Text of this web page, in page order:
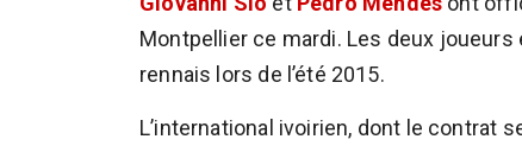
Montpellier ce mardi. Les deux joueurs
rennais lors de l’été 2015.
L’international ivoirien, dont le contrat